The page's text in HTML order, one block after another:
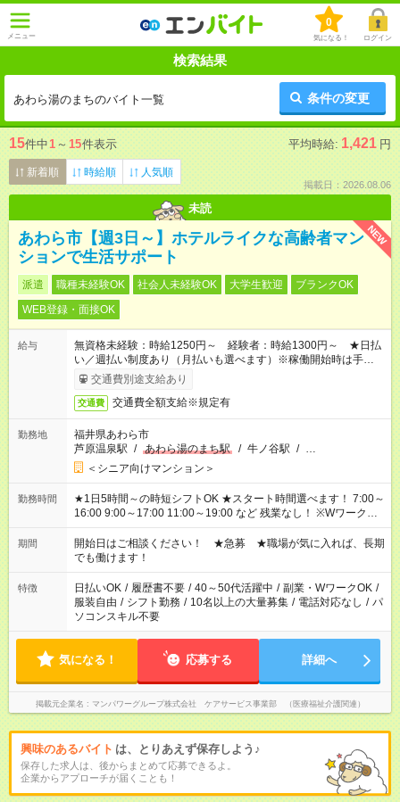
メニュー
0
気になる！ ログイン
検索結果
あわら湯のまちのバイト一覧 条件の変更
15件中1 ～ 15件表示 平均時給: 1,421 円
新着順 時給順 人気順
掲載日：2026.08.06
未読
NEW
あわら市【週3日～】ホテルライクな高齢者マン
ションで生活サポート
派遣 職種未経験OK 社会人未経験OK 大学生歓迎
ブランクOK
WEB登録・面接OK
給与
無資格未経験：時給1250円～ 経験者：時給1300円～ ★日払
い／週払い制度あり（月払いも選べます）※稼働開始時は手続き
完了次第のお支払いとなります。
交通費別途支給あり
交通費 交通費全額支給※規定有
勤務地
福井県あわら市
芦原温泉駅 / あわら湯のまち駅 / 牛ノ谷駅 / …
＜シニア向けマンション＞
勤務時間
★1日5時間～の時短シフトOK ★スタート時間選べます！ 7:00～
16:00 9:00～17:00 11:00～19:00 など 残業なし！ ※Wワークの
場合、他のお仕事と合わせ週40時間超の就業はご案内できませ
ん ※法令に基づき、週20時間以上勤務は社会保険への加入対象
となります ※労働者派遣法（日雇い派遣の原則禁止）により、
短時間・短期間の就業はご案内が難しい場合があります
期間
開始日はご相談ください！ ★急募 ★職場が気に入れば、長期
でも働けます！
特徴 日払いOK / 履歴書不要 / 40～50代活躍中 / 副業・WワークOK /
服装自由 / シフト勤務 / 10名以上の大量募集 / 電話対応なし / パ
ソコンスキル不要
気になる！ 応募する 詳細へ
掲載元企業名 マンパワーグループ株式会社 ケアサービス事業部 （医療福祉介護関連）
興味のあるバイト は、とりあえず保存しよう♪
保存した求人は、後からまとめて応募できるよ。
企業からアプローチが届くことも！